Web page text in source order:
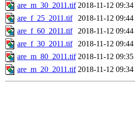
are_m_30_2011.tif 2018-11-12 09:34
are_f_25_2011.tif
2018-11-12 09:44
are_f_60_2011.tif
2018-11-12 09:44
are_f_30_2011.tif
2018-11-12 09:44
are_m_80_2011.tif 2018-11-12 09:35
are_m_20_2011.tif 2018-11-12 09:34